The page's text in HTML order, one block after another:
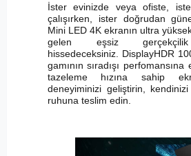
İster evinizde veya ofiste,
çalışırken, ister doğrudan
Mini LED 4K ekranın ultra
gelen eşsiz
hissedeceksiniz. DisplayHDR
gamının sıradışı
tazeleme hızına sahip
deneyiminizi geliştirin,
ruhuna teslim edin.